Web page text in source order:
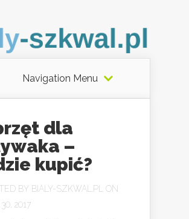
Navigation Menu
dla
–
kupić?
BY BIALY-SZKWAL.PL
ON
2017